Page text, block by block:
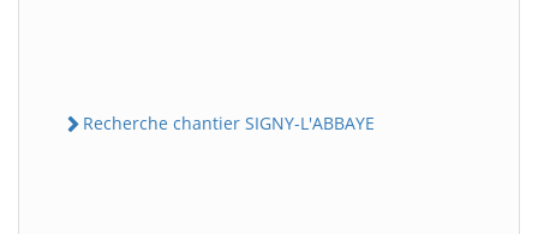
Recherche chantier SIGNY-L'ABBAYE